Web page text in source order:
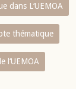
dans L‘UEMOA
thématique
l‘UEMOA